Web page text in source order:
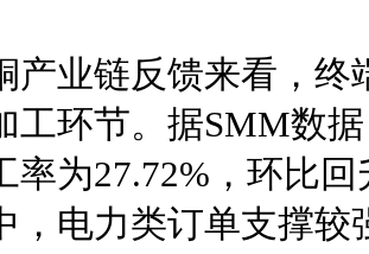
业链反馈来看，终
工环节。据SMM数
率为27.72%，环比回
，电力类订单支撑较